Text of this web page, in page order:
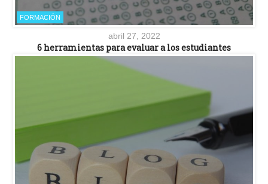
FORMACIÓN
abril 27, 2022
6 herramientas para evaluar a los estudiantes